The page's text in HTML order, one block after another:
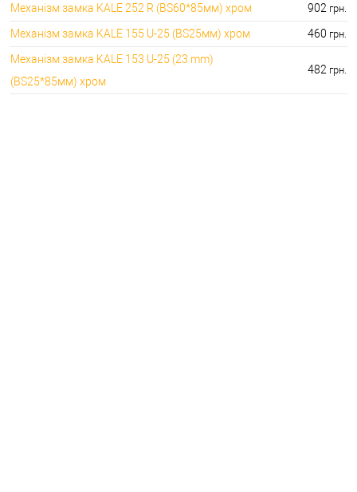
Механізм замка KALE 252 R (BS60*85мм) хром 902 грн.
Механізм замка KALE 155 U-25 (BS25мм) хром 460 грн.
Механізм замка KALE 153 U-25 (23 mm)
(BS25*85мм) хром
482 грн.